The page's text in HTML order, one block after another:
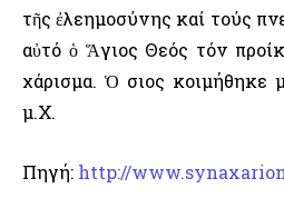
τῆς ἐλεημοσύνης καί τούς
αὐτό ὁ Ἅγιος Θεός τόν
χάρισμα. Ὁ Ὅσιος κοιμήθηκε
μ.Χ.
Πηγή: http://